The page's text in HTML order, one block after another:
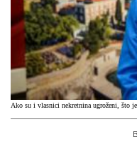
Ako su i vlasnici nekretnina ugroženi, što